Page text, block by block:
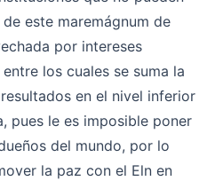
este maremágnum de
por intereses
los cuales se suma la
en el nivel inferior
pues le es imposible poner
del mundo, por lo
la paz con el Eln en